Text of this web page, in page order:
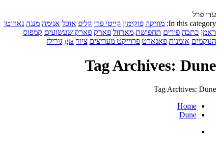
עדי פרל
In this category: מוזיקה פוקימון קייטי פרי קליפ אוכל אנימה מנגה נארוטו
ראמן כתבה פורים תחפושת מארוול פארק פארק שעשועים קמפוס
הנוקמים אומנות פאנארט פרוייקט מעריצים ציור gta גורילז
Tag Archives: Dune
Tag Archives: Dune
Home
Dune